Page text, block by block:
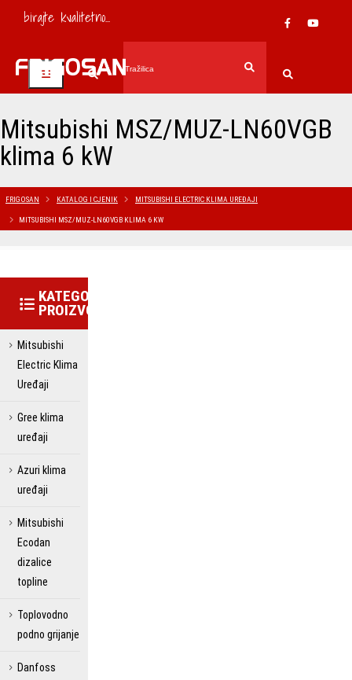
birajte kvalitetno...
Mitsubishi MSZ/MUZ-LN60VGB
klima 6 kW
FRIGOSAN KATALOG I CJENIK MITSUBISHI ELECTRIC KLIMA UREĐAJI
MITSUBISHI MSZ/MUZ-LN60VGB KLIMA 6 KW
KATEGORIJE
PROIZVODA
Mitsubishi
Electric Klima
Uređaji
Gree klima
uređaji
Azuri klima
uređaji
Mitsubishi
Ecodan
dizalice
topline
Toplovodno
podno grijanje
Danfoss